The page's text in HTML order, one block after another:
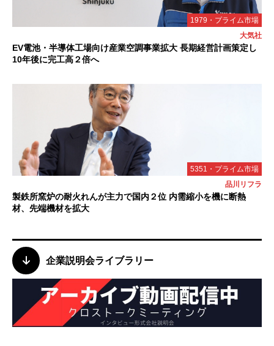
1979・プライム市場
大気社
EV電池・半導体工場向け産業空調事業拡大 長期経営計画策定し
10年後に完工高２倍へ
5351・プライム市場
品川リフラ
製鉄所窯炉の耐火れんが主力で国内２位 内需縮小を機に断熱
材、先端機材を拡大
企業説明会ライブラリー